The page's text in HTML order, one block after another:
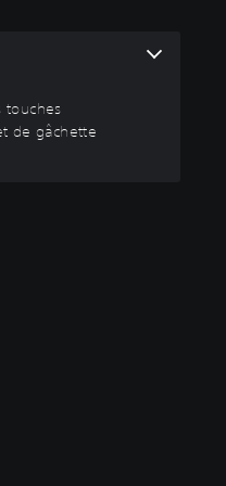
touches
de gâchette